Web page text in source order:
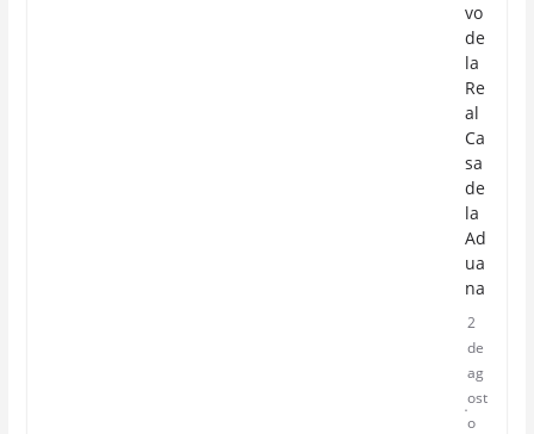
vo
de
la
Re
al
Ca
sa
de
la
Ad
ua
na
2
de
ag
ost
o